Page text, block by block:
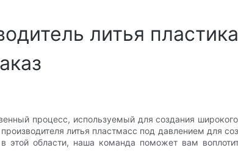
литья
процесс, используемый для создания
литья пластмасс под давлением для
области, наша команда поможет вам